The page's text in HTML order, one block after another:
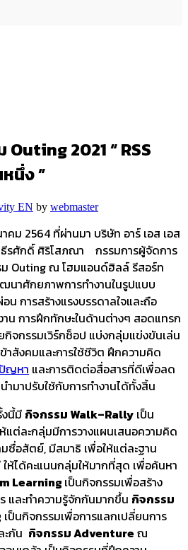
Outing 2021 “ RSS
นึ่ง ”
EN by webmaster
2564 ที่ผ่านมา บริษัท อาร์ เอส เอส
ธีรศักดิ์ ศิริโสภณา กรรมการผู้จัดการ
Outing ณ โฮมแอนด์ฮิลล์ รีสอร์ท
าศักยภาพการทำงานในรูปแบบ
การสร้างแรงบรรดาลใจและถือ
าน การฝึกทักษะในด้านต่างๆ สอดแทรก
กิจกรรมเวิร์กช็อป แบ่งกลุ่มแข่งขันเล่น
าสังคมและการใช้ชีวิต ฝึกความคิด
ญหา และการติดต่อสื่อสารที่ดีเพื่อลด
ำมาปรับใช้กับการทำงานได้ทั้งสิ้น
นี้มี กิจกรรมWalk–Rally เป็น
แต่ละกลุ่มมีการวางแผนเสนอความคิด
ซื่อสัตย์, มีสมาธิ เพื่อให้แต่ละฐาน
ห้ได้คะแนนกลุ่มให้มากที่สุด เพื่อค้นหา
Learning เป็นกิจกรรมเพื่อสร้าง
และทำความรู้จักกันมากขึ้น กิจกรรม
เป็นกิจกรรมเพื่อการแลกเปลี่ยนการ
ะกัน กิจกรรมAdventure ณ